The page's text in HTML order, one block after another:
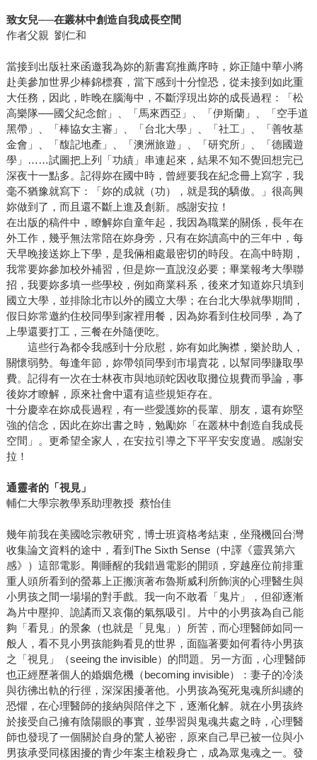
致女兒──在叢林中創造自我成長空間
作者父親 劉仁和
當接到出版社來函邀我為妳的新書寫推薦序時，妳正隨中華小將
赴美參加世界少棒錦標賽，當下感到十分惶恐，從未接到如此重
大任務，因此，昨晚在腦海中，不斷浮現出妳的成長過程：「松
高樂隊──國父紀念館」、「馬來西亞」、「伊斯蘭」、「空手道
黑帶」、「棒協女主審」、「台北大學」、「社工」、「善牧基
金會」、「馥記地產」、「澳洲旅遊」、「研究所」、「德國遊
學」……試圖把上列「功績」串連起來，結果不知不覺回想完已
深夜十一點多。記得妳在國中時，曾經要我在紀念冊上寫字，我
毫不猶豫就寫下：「妳的成就（功），就是我的驕傲。」很高興
妳做到了，而且還不斷上進及創新。感謝安拉！
在出版的稿件中，瞭解妳自童年起，我因為職業的關係，長年在
外工作，幾乎無法常陪在妳身旁，只有在妳讀高中的三年中，每
天早晚接送妳上下學，是我倆相處最密切的時段。在高中時期，
我常要妳參加校外補習，但是妳一直說沒必要；畢業報考大學聯
招，我要妳多填一些學校，例如商業科系，後來才知道妳只填到
國立大學，並排除北市以外的國立大學；在台北大學就學期間，
假日妳常邀約住校同學到家裡用餐，因為妳看到住校同學，為了
上學還要打工，三餐在外隨便吃。
這些行為都令我感到十分欣慰，妳有如此胸襟，樂於助人，
關懷弱勢。每逢年節，妳帶領同學到市場賣花，以幫同學賺取學
費。記得有一次在士林夜市與地頭蛇因收取攤位規費而爭論，事
後妳才瞭解，原來社會中還有這些規矩存在。
十分慶幸在妳成長過程，有一些愛護妳的長輩、朋友，還有妳堅
強的信念，因此在妳出書之時，勉勵妳「在叢林中創造自我成長
空間」。更希望全家人，在安拉引導之下平平安安度過。感謝安
拉！
通靈者的「視見」
輔仁大學宗教學系助理教授 蔡怡佳
幾年前我在美國唸宗教研究，博士班資格考結束，坐飛機回台灣
收集論文資料的途中，看到The Sixth Sense（中譯《靈異第六
感》）這部電影。剛睡醒的我錯過電影的開頭，穿越座位前排重
重人頭所看到的螢幕上正搬演著布魯斯威利所飾演的心理醫生與
小男孩之間一場場的對手戲。我一向不敢看「鬼片」，但卻逐漸
為片中壓抑、詭譎而又哀傷的氣氛吸引。片中的小男孩為自己能
夠「看見」的景象（也就是「見鬼」）所苦，而心理醫師如同一
般人，看不見小男孩能夠看見的世界，面臨著要如何看待小男孩
之「視見」（seeing the invisible）的問題。另一方面，心理醫師
也正經歷著個人的婚姻危機（becoming invisible）：妻子的冷淡
與彷彿出軌的行徑，深深困擾著他。小男孩為冤死鬼魂所糾纏的
恐懼，在心理醫師的接納與陪伴之下，逐漸化解。就在小男孩終
於接受自己擁有陰陽眼的事實，並學習與鬼魂共處之時，心理醫
師也發現了一個關於自身的驚人祕密，原來自己早已被一位與小
男孩承受同樣困擾的青少年案主槍殺身亡，成為眾鬼魂之一。發